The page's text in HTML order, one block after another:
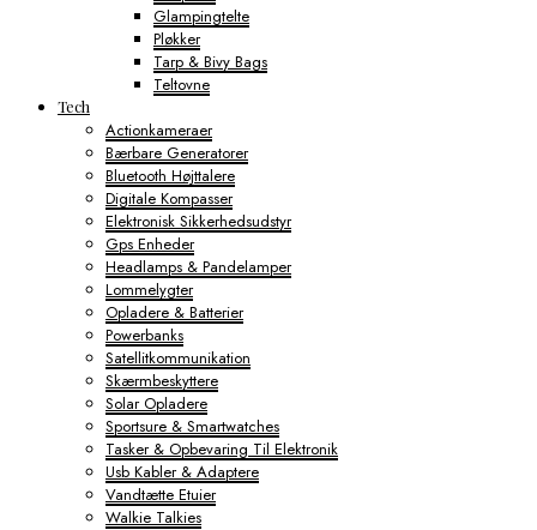
Glampingtelte
Pløkker
Tarp & Bivy Bags
Teltovne
Tech
Actionkameraer
Bærbare Generatorer
Bluetooth Højttalere
Digitale Kompasser
Elektronisk Sikkerhedsudstyr
Gps Enheder
Headlamps & Pandelamper
Lommelygter
Opladere & Batterier
Powerbanks
Satellitkommunikation
Skærmbeskyttere
Solar Opladere
Sportsure & Smartwatches
Tasker & Opbevaring Til Elektronik
Usb Kabler & Adaptere
Vandtætte Etuier
Walkie Talkies